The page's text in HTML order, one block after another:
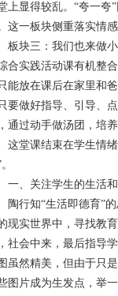
上显得较乱。“夸一夸
这一板块侧重落实情
块三：我们也来做小
合实践活动课有机整
能放在课后在家里和
要做好指导、引导、
通过动手做汤团，培
堂课结束在学生情绪
、关注学生的生活和
行知“生活即德育”的
现实世界中，寻找教
社会中来，最后指导
虽然精美，但由于只
图片成为生发点，举